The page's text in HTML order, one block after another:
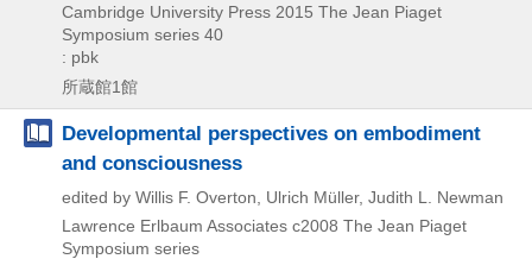
Cambridge University Press 2015 The Jean Piaget
Symposium series 40
: pbk
所蔵館1館
Developmental perspectives on embodiment
and consciousness
edited by Willis F. Overton, Ulrich Müller, Judith L. Newman
Lawrence Erlbaum Associates c2008 The Jean Piaget
Symposium series